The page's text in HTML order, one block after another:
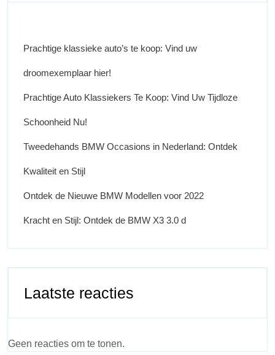
Prachtige klassieke auto’s te koop: Vind uw
droomexemplaar hier!
Prachtige Auto Klassiekers Te Koop: Vind Uw Tijdloze
Schoonheid Nu!
Tweedehands BMW Occasions in Nederland: Ontdek
Kwaliteit en Stijl
Ontdek de Nieuwe BMW Modellen voor 2022
Kracht en Stijl: Ontdek de BMW X3 3.0 d
Laatste reacties
Geen reacties om te tonen.